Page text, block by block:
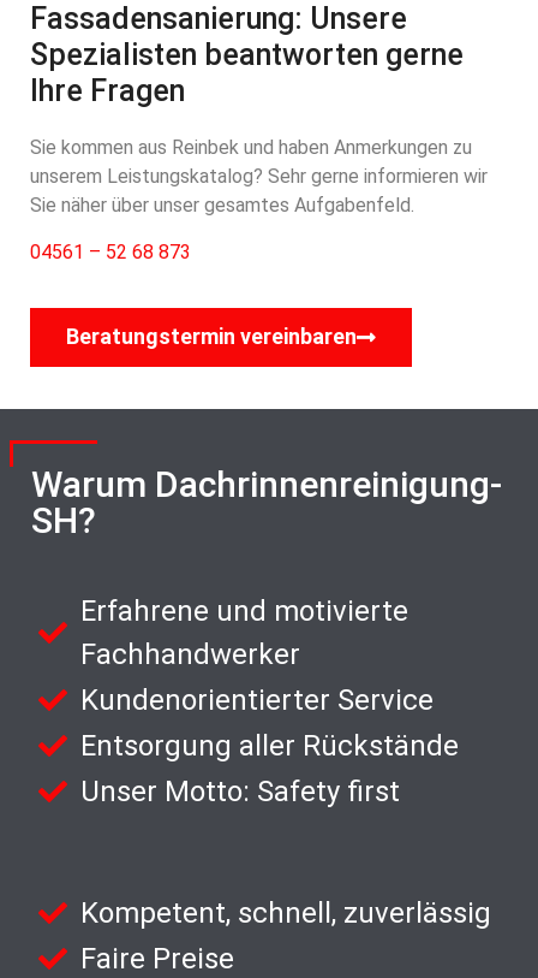
Fassadensanierung: Unsere
Spezialisten beantworten gerne
Ihre Fragen
Sie kommen aus Reinbek und haben Anmerkungen zu
unserem Leistungskatalog? Sehr gerne informieren wir
Sie näher über unser gesamtes Aufgabenfeld.
04561 – 52 68 873
Beratungstermin vereinbaren
Warum Dachrinnenreinigung-
SH?
Erfahrene und motivierte
Fachhandwerker
Kundenorientierter Service
Entsorgung aller Rückstände
Unser Motto: Safety first
Kompetent, schnell, zuverlässig
Faire Preise